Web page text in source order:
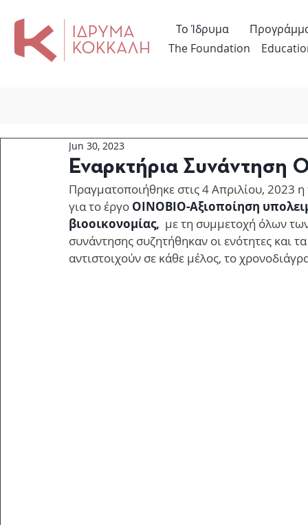
The Foundation
Το Ίδρυμα
Εναρκτήρια Συνάντηση
Jun 30, 2023
Πραγματοποιήθηκε στις 4 Απριλίου,
για το έργο OINOBIO-Αξιοποίηση
βιοοικονομίας,
με τη συμμετοχή όλων
συνάντησης συζητήθηκαν οι ενότητες και
αντιστοιχούν σε κάθε μέλος, το